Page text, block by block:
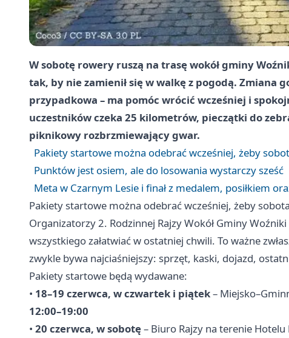
W sobotę rowery ruszą na trasę wokół gminy
tak, by nie zamienił się w walkę z pogodą.
przypadkowa – ma pomóc wrócić wcześniej i
uczestników czeka 25 kilometrów, pieczątki do
piknikowy rozbrzmiewający gwar.
Pakiety startowe można odebrać wcześniej, żeby
Punktów jest osiem, ale do losowania wystarczy sześć
Meta w Czarnym Lesie i finał z medalem, posiłkiem
Pakiety startowe można odebrać wcześniej, żeby
Organizatorzy 2. Rodzinnej Rajzy Wokół Gminy
wszystkiego załatwiać w ostatniej chwili. To ważne
zwykle bywa najciaśniejszy: sprzęt, kaski, dojazd,
Pakiety startowe będą wydawane:
• 18–19 czerwca, w czwartek i piątek–
12:00–19:00
• 20 czerwca, w sobotę– Biuro Rajzy na terenie Hotelu